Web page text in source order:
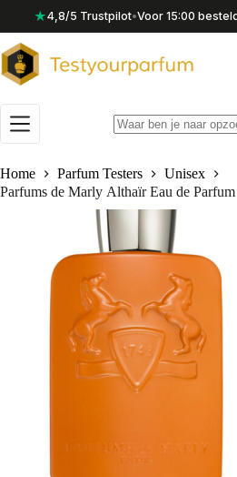
inhoud
★4,8/5 Trustpilot•Voor 15:00
Home
Parfum Testers
Unisex
Parfums de Marly Althaïr Eau de Parfum